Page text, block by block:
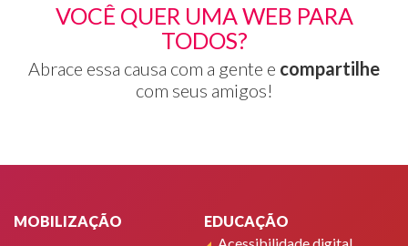
VOCÊ QUER UMA WEB PARA
TODOS?
Abrace essa causa com a gente e compartilhe
com seus amigos!
MOBILIZAÇÃO
EDUCAÇÃO